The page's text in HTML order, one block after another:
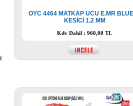
OYC 4464 MATKAP UCU E.MR
KESİCİ 1.2 MM
Kdv Dahil : 960,00 TL